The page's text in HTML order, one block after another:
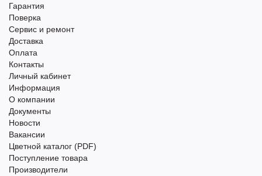
Гарантия
Поверка
Сервис и ремонт
Доставка
Оплата
Контакты
Личный кабинет
Информация
О компании
Документы
Новости
Вакансии
Цветной каталог (PDF)
Поступление товара
Производители